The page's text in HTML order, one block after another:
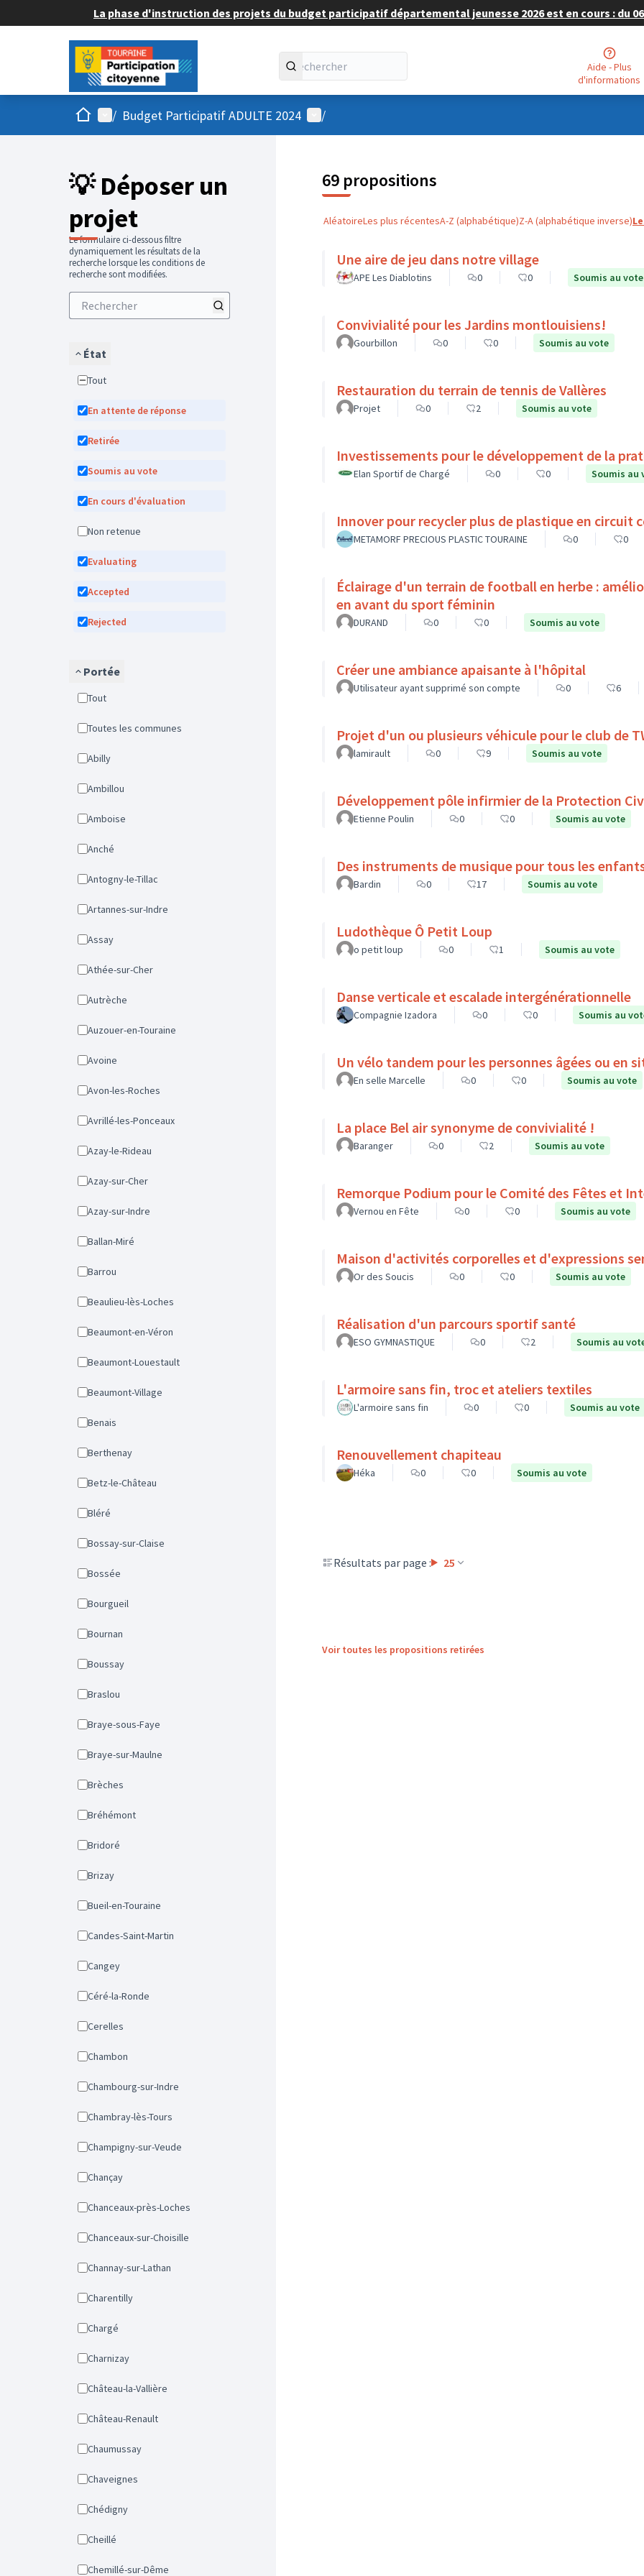
La phase d'instruction des projets du budget participatif départemental jeunesse 2026 est en cours : du
Aide - Plus
d'informations
AccueilMenu principal
/ Budget Participatif ADULTE 2024 Menu utilisateur
/
💡 Déposer un
projet
Le formulaire ci-dessous filtre
dynamiquement les résultats de la
recherche lorsque les conditions de
recherche sont modifiées.
État
Tout
En attente de réponse
Retirée
Soumis au vote
En cours d'évaluation
Non retenue
Evaluating
Accepted
Rejected
Portée
Tout
Toutes les communes
Abilly
Ambillou
Amboise
Anché
Antogny-le-Tillac
Artannes-sur-Indre
Assay
Athée-sur-Cher
Autrèche
Auzouer-en-Touraine
Avoine
Avon-les-Roches
Avrillé-les-Ponceaux
Azay-le-Rideau
Azay-sur-Cher
Azay-sur-Indre
Ballan-Miré
Barrou
Beaulieu-lès-Loches
Beaumont-en-Véron
Beaumont-Louestault
Beaumont-Village
Benais
Berthenay
Betz-le-Château
Bléré
Bossay-sur-Claise
Bossée
Bourgueil
Bournan
Boussay
Braslou
Braye-sous-Faye
Braye-sur-Maulne
Brèches
Bréhémont
Bridoré
Brizay
Bueil-en-Touraine
Candes-Saint-Martin
Cangey
Céré-la-Ronde
Cerelles
Chambon
Chambourg-sur-Indre
Chambray-lès-Tours
Champigny-sur-Veude
Chançay
Chanceaux-près-Loches
Chanceaux-sur-Choisille
Channay-sur-Lathan
Charentilly
Chargé
Charnizay
Château-la-Vallière
Château-Renault
Chaumussay
Chaveignes
Chédigny
Cheillé
Chemillé-sur-Dême
69 propositions
AléatoireLes plus récentesA-Z (alphabétique)Z-A (alphabétique inverse)
Une aire de jeu dans notre village
APE Les Diablotins 0 0 Soumis au vote
Convivialité pour les Jardins montlouisiens!
Gourbillon 0 0 Soumis au vote
Restauration du terrain de tennis de Vallères
Projet 0 2 Soumis au vote
Investissements pour le développement de la
Elan Sportif de Chargé 0 0 Soumis au
Innover pour recycler plus de plastique en circuit
METAMORF PRECIOUS PLASTIC TOURAINE 0 0
Éclairage d'un terrain de football en herbe :
en avant du sport féminin
DURAND 0 0 Soumis au vote
Créer une ambiance apaisante à l'hôpital
Utilisateur ayant supprimé son compte 0 6
Projet d'un ou plusieurs véhicule pour le club de
lamirault 0 9 Soumis au vote
Développement pôle infirmier de la Protection
Etienne Poulin 0 0 Soumis au vote
Des instruments de musique pour tous les
Bardin 0 17 Soumis au vote
Ludothèque Ô Petit Loup
o petit loup 0 1 Soumis au vote
Danse verticale et escalade intergénérationnelle
Compagnie Izadora 0 0 Soumis au
Un vélo tandem pour les personnes âgées ou en
En selle Marcelle 0 0 Soumis au vote
La place Bel air synonyme de convivialité !
Baranger 0 2 Soumis au vote
Remorque Podium pour le Comité des Fêtes et
Vernou en Fête 0 0 Soumis au vote
Maison d'activités corporelles et d'expressions
Or des Soucis 0 0 Soumis au vote
Réalisation d'un parcours sportif santé
ESO GYMNASTIQUE 0 2 Soumis au
L'armoire sans fin, troc et ateliers textiles
L'armoire sans fin 0 0 Soumis au vote
Renouvellement chapiteau
Héka 0 0 Soumis au vote
Résultats par page : 25
Voir toutes les propositions retirées